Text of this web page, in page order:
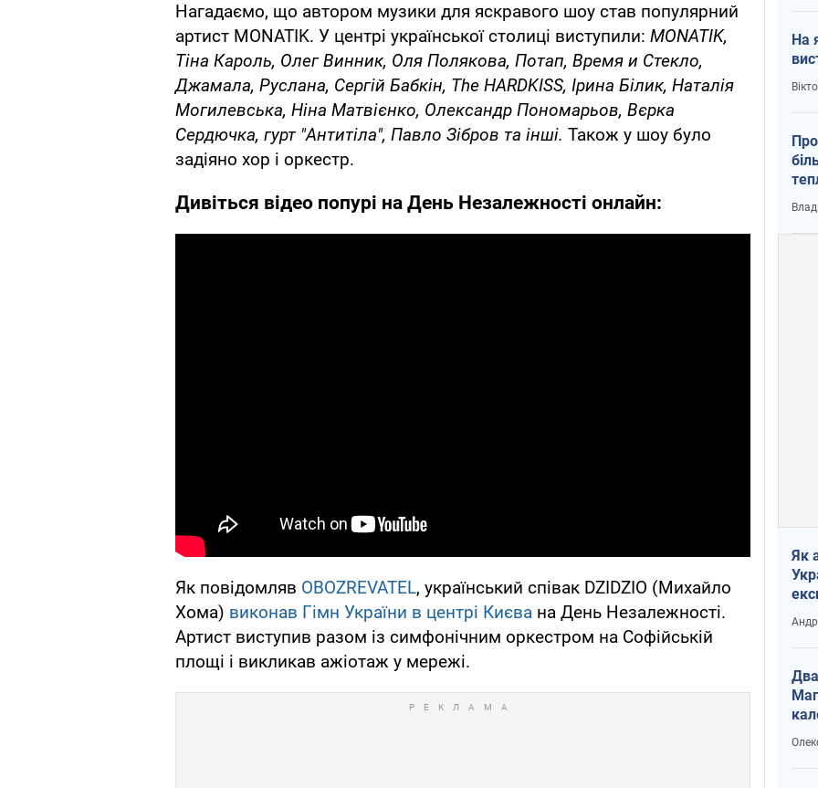
Нагадаємо, що автором музики для яскравого шоу став популярний
артист MONATIK. У центрі української столиці виступили: MONATIK,
Тіна Кароль, Олег Винник, Оля Полякова, Потап, Время и Стекло,
Джамала, Руслана, Сергій Бабкін, The HARDKISS, Ірина Білик, Наталія
Могилевська, Ніна Матвієнко, Олександр Пономарьов, Вєрка
Сердючка, гурт "Антитіла", Павло Зібров та інші. Також у шоу було
задіяно хор і оркестр.
Дивіться відео попурі на День Незалежності онлайн:
Як повідомляв OBOZREVATEL, український співак DZIDZIO (Михайло
Хома) виконав Гімн України в центрі Києва на День Незалежності.
Артист виступив разом із симфонічним оркестром на Софійській
площі і викликав ажіотаж у мережі.
На
у
Як